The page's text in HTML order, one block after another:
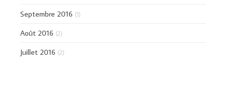
Septembre 2016 (1)
Août 2016 (2)
Juillet 2016 (2)